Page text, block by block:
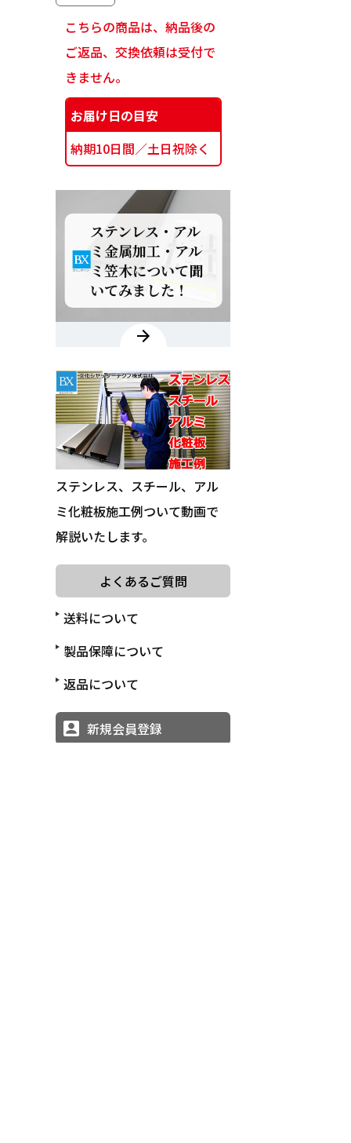
こちらの商品は、納品後の
ご返品、交換依頼は受付で
きません。
お届け日の目安
納期10日間／土日祝除く
ステンレス・アル
ミ金属加工・アル
ミ笠木について聞
いてみました！
ステンレス、スチール、アル
ミ化粧板施工例ついて動画で
解説いたします。
よくあるご質問
送料について
製品保障について
返品について
新規会員登録